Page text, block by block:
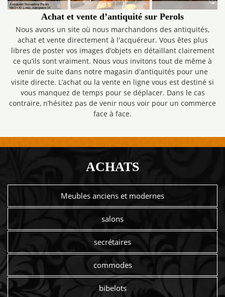
Achat et vente d’antiquité sur Perols
Nous avons un site où nous marchandons des antiquités,
achat et vente directement à l'acquéreur. Vous êtes plus
libres de poster vos images d’objets en détaillant clairement
ce qu’ils sont vraiment. Nous vous invitons tout de même à
venir de suite dans notre magasin d'antiquités pour une
visite directe. L’achat ou la vente en ligne vous est destiné si
vous manquez de temps pour se déplacer. Dans le cas
contraire, n’hésitez pas de venir nous voir pour un commerce
face à face.
ACHATS
Meubles anciens et modernes
salons
secrétaires
commodes
bibelots